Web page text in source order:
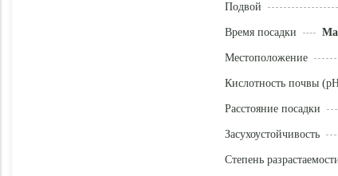
Подвой
Время посадки
Местоположение
Кислотность почвы
Расстояние посадки
Засухоустойчивость
Степень